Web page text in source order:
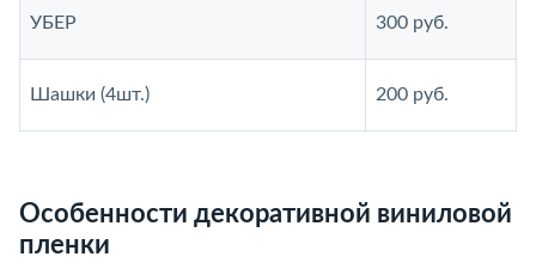
УБЕР 300 руб.
Шашки (4шт.) 200 руб.
Особенности декоративной виниловой
пленки